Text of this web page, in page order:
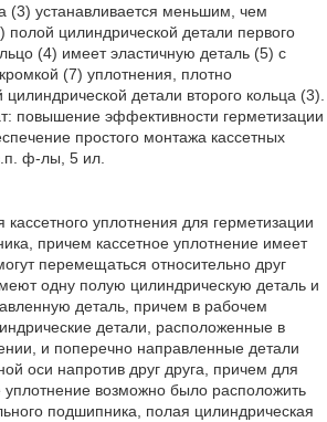
(3) устанавливается меньшим, чем
полой цилиндрической детали первого
(4) имеет эластичную деталь (5) с
(7) уплотнения, плотно
детали второго кольца (3).
повышение эффективности герметизации
простого монтажа кассетных
ф-лы, 5 ил.
кассетного уплотнения для герметизации
причем кассетное уплотнение имеет
перемещаться относительно друг
одну полую цилиндрическую деталь и
деталь, причем в рабочем
детали, расположенные в
и поперечно направленные детали
оси напротив друг друга, причем для
уплотнение возможно было расположить
подшипника, полая цилиндрическая